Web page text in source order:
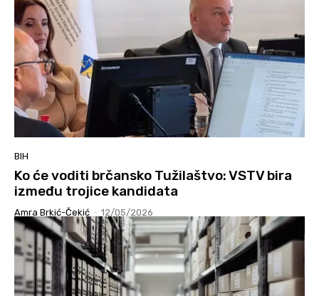
BIH
Ko će voditi brčansko Tužilaštvo: VSTV bira
između trojice kandidata
Amra Brkić-Čekić - 12/05/2026